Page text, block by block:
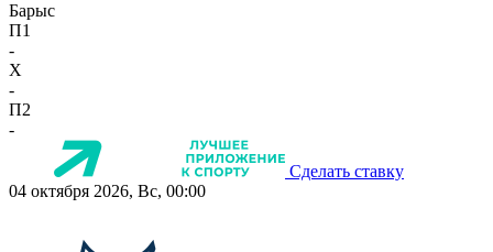
Барыс
П1
-
X
-
П2
-
Сделать ставку
04 октября 2026, Вс, 00:00